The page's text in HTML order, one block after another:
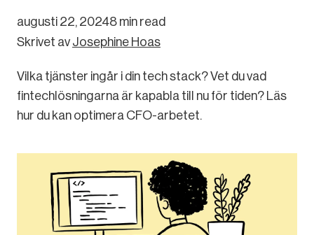
augusti 22, 20248 min read
Skrivet av Josephine Hoas
Vilka tjänster ingår i din tech stack? Vet du vad
fintechlösningarna är kapabla till nu för tiden? Läs
hur du kan optimera CFO-arbetet.